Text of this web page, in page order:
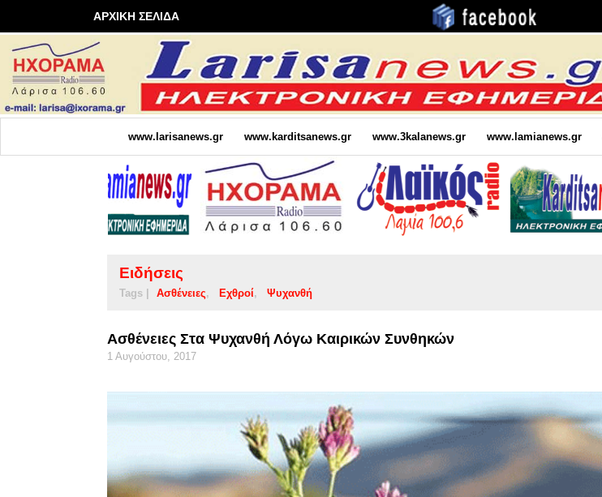
ΑΡΧΙΚΗ ΣΕΛΙΔΑ
www.larisanews.gr www.karditsanews.gr www.3kalanews.gr www.lamianews.gr
Ειδήσεις
Tags | Ασθένειες Εχθροί Ψυχανθή
Ασθένειες Στα Ψυχανθή Λόγω Καιρικών Συνθηκών
1 Αυγούστου, 2017